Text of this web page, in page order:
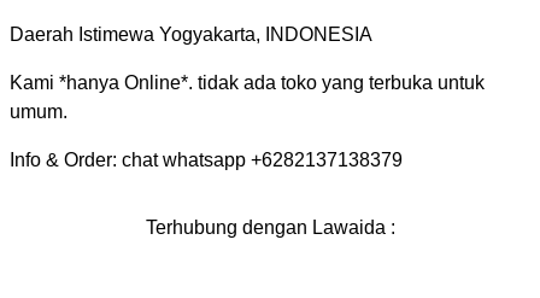
Daerah Istimewa Yogyakarta, INDONESIA
Kami *hanya Online*. tidak ada toko yang terbuka untuk
umum.
Info & Order: chat whatsapp +6282137138379
Terhubung dengan Lawaida :